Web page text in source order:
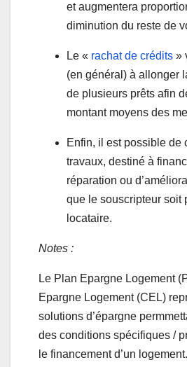
et augmentera
diminution du reste de
Le « rachat de crédits »
(en général) à allonger
de plusieurs prêts afin
montant moyens des
Enfin, il est possible de
travaux, destiné à
réparation ou
que le souscripteur soit
locataire.
Notes :
Le Plan Epargne Logement
Epargne Logement (CEL)
solutions d’épargne
des conditions spécifiques /
le financement d’un logement.